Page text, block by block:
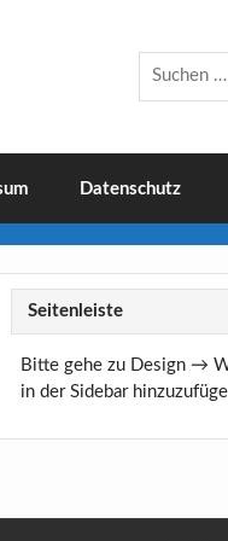
Datenschutz
Seitenleiste
Bitte gehe zu Design →
in der Sidebar